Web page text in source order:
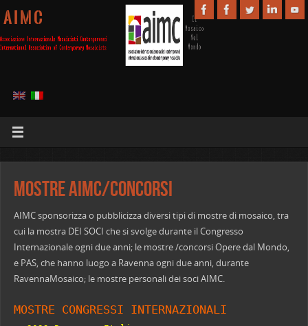
A I M C
Mostre AIMC/Concorsi
AIMC sponsorizza o pubblicizza diversi tipi di mostre di mosaico, tra
cui la mostra DEI SOCI che si svolge durante il Congresso
Internazionale ogni due anni; le mostre /concorsi Opere dal Mondo,
e PAS, che hanno luogo a Ravenna ogni due anni, durante
RavennaMosaico; le mostre personali dei soci AIMC.
MOSTRE CONGRESSI INTERNAZIONALI